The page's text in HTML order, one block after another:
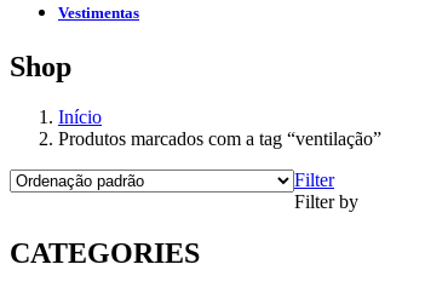
Vestimentas
Shop
Início
Produtos marcados com a tag “ventilação”
Filter
Filter by
CATEGORIES